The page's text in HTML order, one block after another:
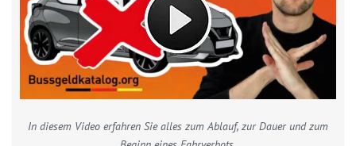
In diesem Video erfahren Sie alles zum Ablauf, zur Dauer und zum